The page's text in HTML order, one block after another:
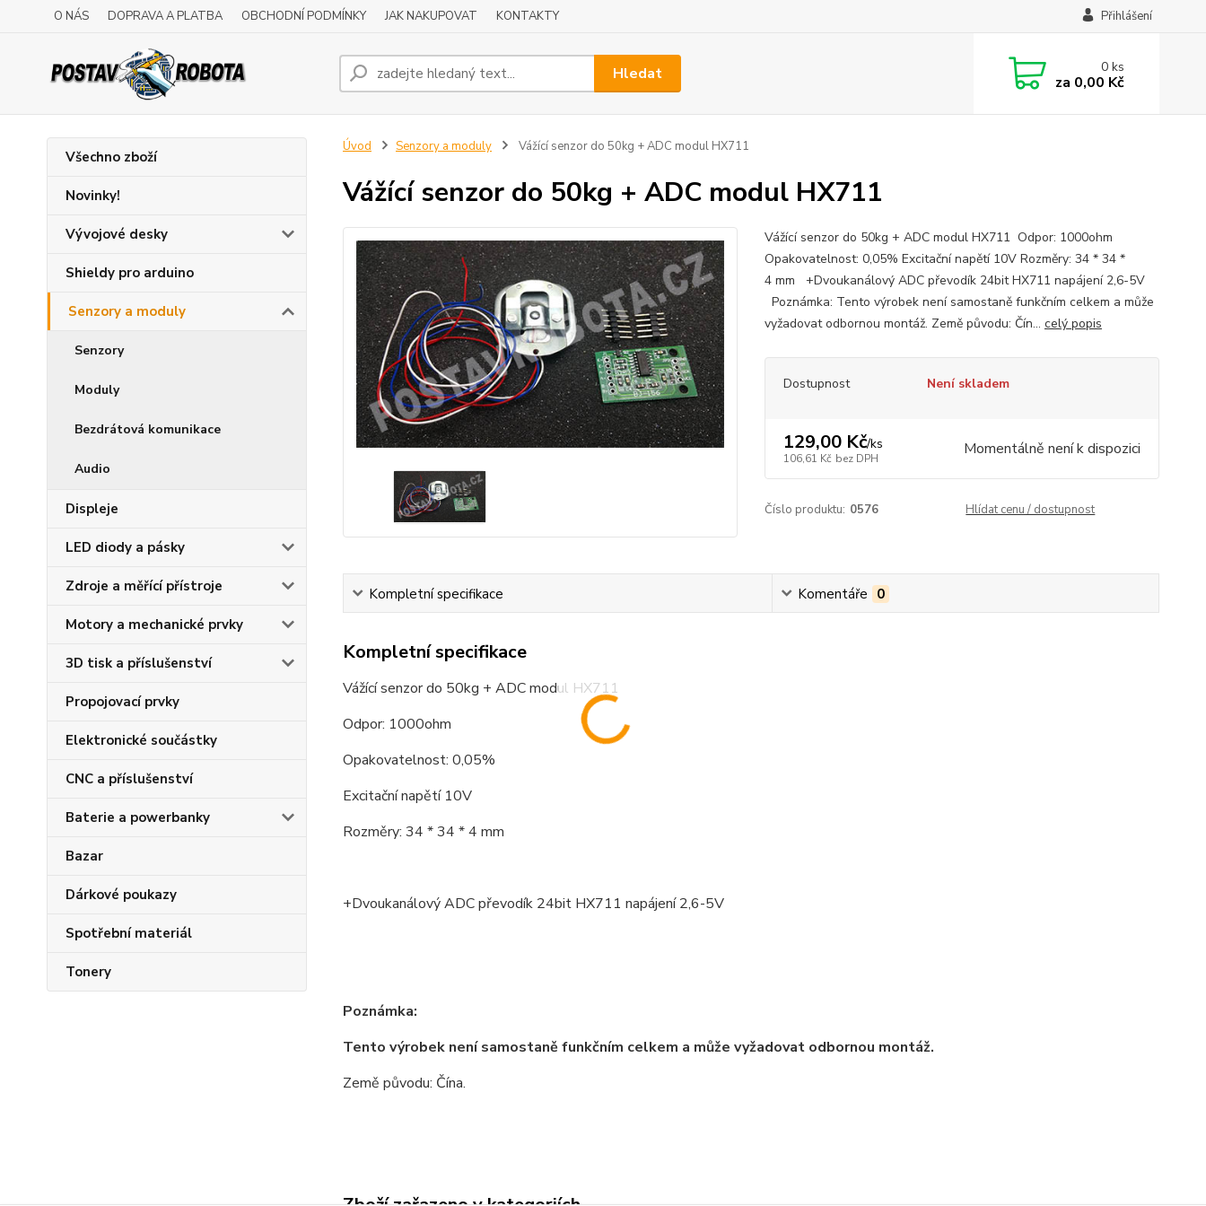
O NÁS DOPRAVA A PLATBA OBCHODNÍ PODMÍNKY JAK NAKUPOVAT KONTAKTY Přihlášení
Hledat 0ks
za 0,00 Kč
Všechno zboží
Novinky!
Vývojové desky
Shieldy pro arduino
Senzory a moduly
Senzory
Moduly
Bezdrátová komunikace
Audio
Displeje
LED diody a pásky
Zdroje a měřící přístroje
Motory a mechanické prvky
3D tisk a příslušenství
Propojovací prvky
Elektronické součástky
CNC a příslušenství
Baterie a powerbanky
Bazar
Dárkové poukazy
Spotřební materiál
Tonery
Úvod Senzory a moduly Vážící senzor do 50kg + ADC modul HX711
Vážící senzor do 50kg + ADC modul HX711
Vážící senzor do 50kg + ADC modul HX711 Odpor: 1000ohm
Opakovatelnost: 0,05% Excitační napětí 10V Rozměry: 34 * 34 *
4 mm +Dvoukanálový ADC převodík 24bit HX711 napájení 2,6-5V
Poznámka: Tento výrobek není samostaně funkčním celkem a může
vyžadovat odbornou montáž. Země původu: Čín... celý popis
Dostupnost Není skladem
129,00 Kč/ks
106,61 Kč bez DPH Momentálně není k dispozici
Číslo produktu: 0576 Hlídat cenu / dostupnost
Kompletní specifikace Komentáře 0
Kompletní specifikace
Vážící senzor do 50kg + ADC modul HX711
Odpor: 1000ohm
Opakovatelnost: 0,05%
Excitační napětí 10V
Rozměry: 34 * 34 * 4 mm
+Dvoukanálový ADC převodík 24bit HX711 napájení 2,6-5V
Poznámka:
Tento výrobek není samostaně funkčním celkem a může vyžadovat odbornou montáž.
Země původu: Čína.